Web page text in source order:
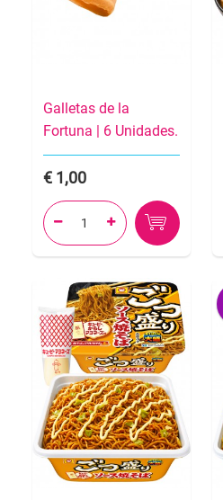
Galletas de la
Fortuna | 6 Unidades.
1,00
 